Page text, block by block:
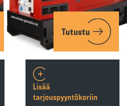
Tutustu
Lisää
tarjouspyyntökoriin